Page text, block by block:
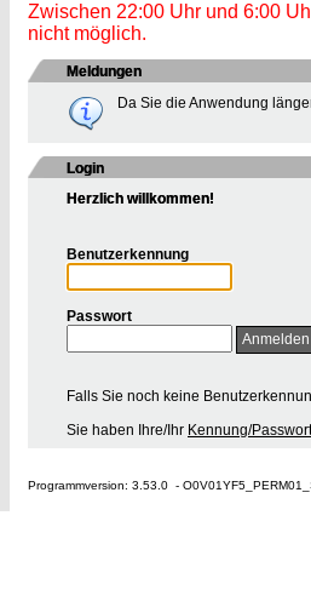
Zwischen 22:00 Uhr und 6:00
nicht möglich.
Meldungen
Da Sie die Anwendung
Login
Herzlich willkommen!
Benutzerkennung
Passwort
Falls Sie noch keine
Sie haben Ihre/Ihr Kennung/
Programmversion: 3.53.0 -